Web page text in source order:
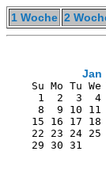
1 Woche 2
Jan
Su Mo Tu We
1  2  3  4
8  9 10 11
15 16 17 18
22 23 24 25
29 30 31